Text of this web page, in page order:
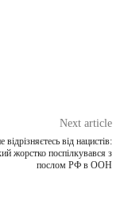
Next article
відрізняєтесь від нацистів:
жорстко поспілкувався з
послом РФ в ООН